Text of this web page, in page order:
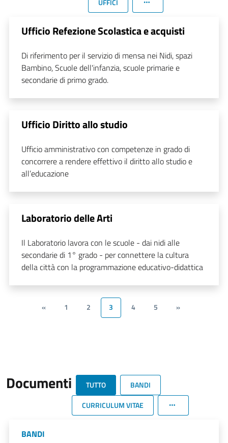
Ufficio Refezione Scolastica e acquisti
Di riferimento per il servizio di mensa nei Nidi, spazi
Bambino, Scuole dell'infanzia, scuole primarie e
secondarie di primo grado.
Ufficio Diritto allo studio
Ufficio amministrativo con competenze in grado di
concorrere a rendere effettivo il diritto allo studio e
all’educazione
Laboratorio delle Arti
Il Laboratorio lavora con le scuole - dai nidi alle
secondarie di 1° grado - per connettere la cultura
della città con la programmazione educativo-didattica
« 1 2 3 4 5 »
Documenti TUTTO
BANDI
CURRICULUM VITAE
BANDI